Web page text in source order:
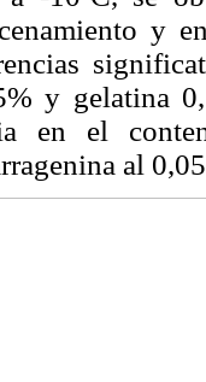
y
y gelatina
en el
al